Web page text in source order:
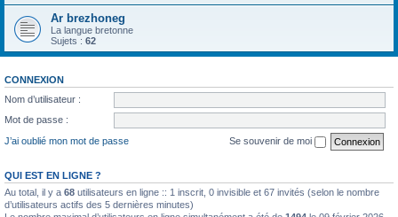
Ar brezhoneg
La langue bretonne
Sujets : 62
CONNEXION
Nom d’utilisateur :
Mot de passe :
J’ai oublié mon mot de passe
Se souvenir de moi
QUI EST EN LIGNE ?
Au total, il y a 68 utilisateurs en ligne :: 1 inscrit, 0 invisible et 67 invités (selon le nombre
d’utilisateurs actifs des 5 dernières minutes)